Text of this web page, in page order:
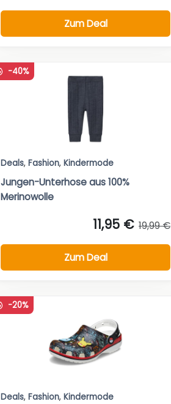
Zum Deal
-40%
Deals, Fashion, Kindermode
Jungen-Unterhose aus 100%
Merinowolle
11,95 € 19,99 €
Zum Deal
-20%
Deals, Fashion, Kindermode